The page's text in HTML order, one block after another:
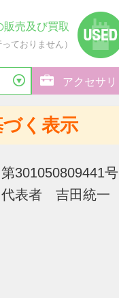
販売及び買取
ておりません）
アクセサリ
く表示
301050809441号
表者 吉田統一